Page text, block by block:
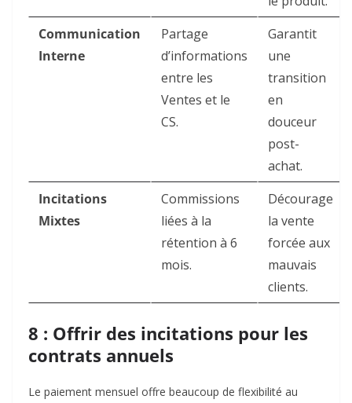
Communication
Interne
Partage
d’informations
entre les
Ventes et le
CS.
Garantit
une
transition
en
douceur
post-
achat.
Incitations
Mixtes
Commissions
liées à la
rétention à 6
mois.
Décourage
la vente
forcée aux
mauvais
clients.
8 : Offrir des incitations pour les
contrats annuels
Le paiement mensuel offre beaucoup de flexibilité au